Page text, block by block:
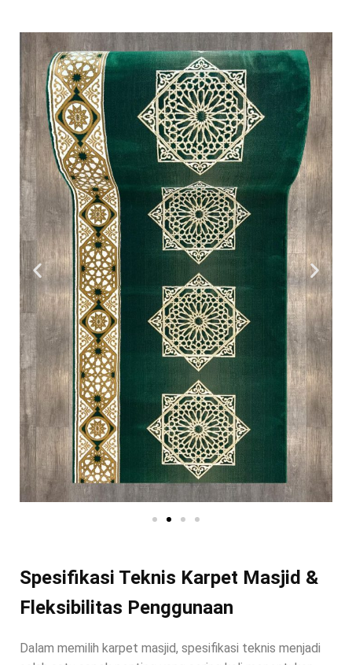
Spesifikasi Teknis Karpet Masjid &
Fleksibilitas Penggunaan
Dalam memilih karpet masjid, spesifikasi teknis menjadi